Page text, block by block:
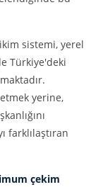
sistemi, yerel
Türkiye'deki
yerine,
farklılaştıran
çekim